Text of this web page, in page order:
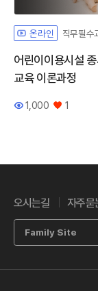
온라인 직무필수
어린이이용시설
교육 이론과정
조회수
1,000
좋아요
1
오시는길 자주묻
Family Site